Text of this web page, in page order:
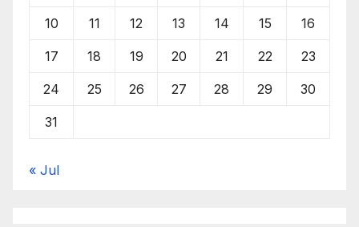
10 11 12 13 14 15 16
17 18 19 20 21 22 23
24 25 26 27 28 29 30
31
« Jul